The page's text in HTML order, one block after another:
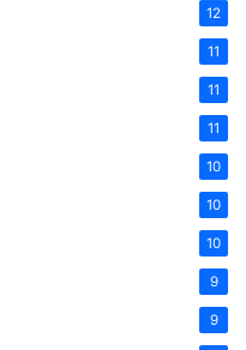
12
11
11
11
10
10
10
9
9